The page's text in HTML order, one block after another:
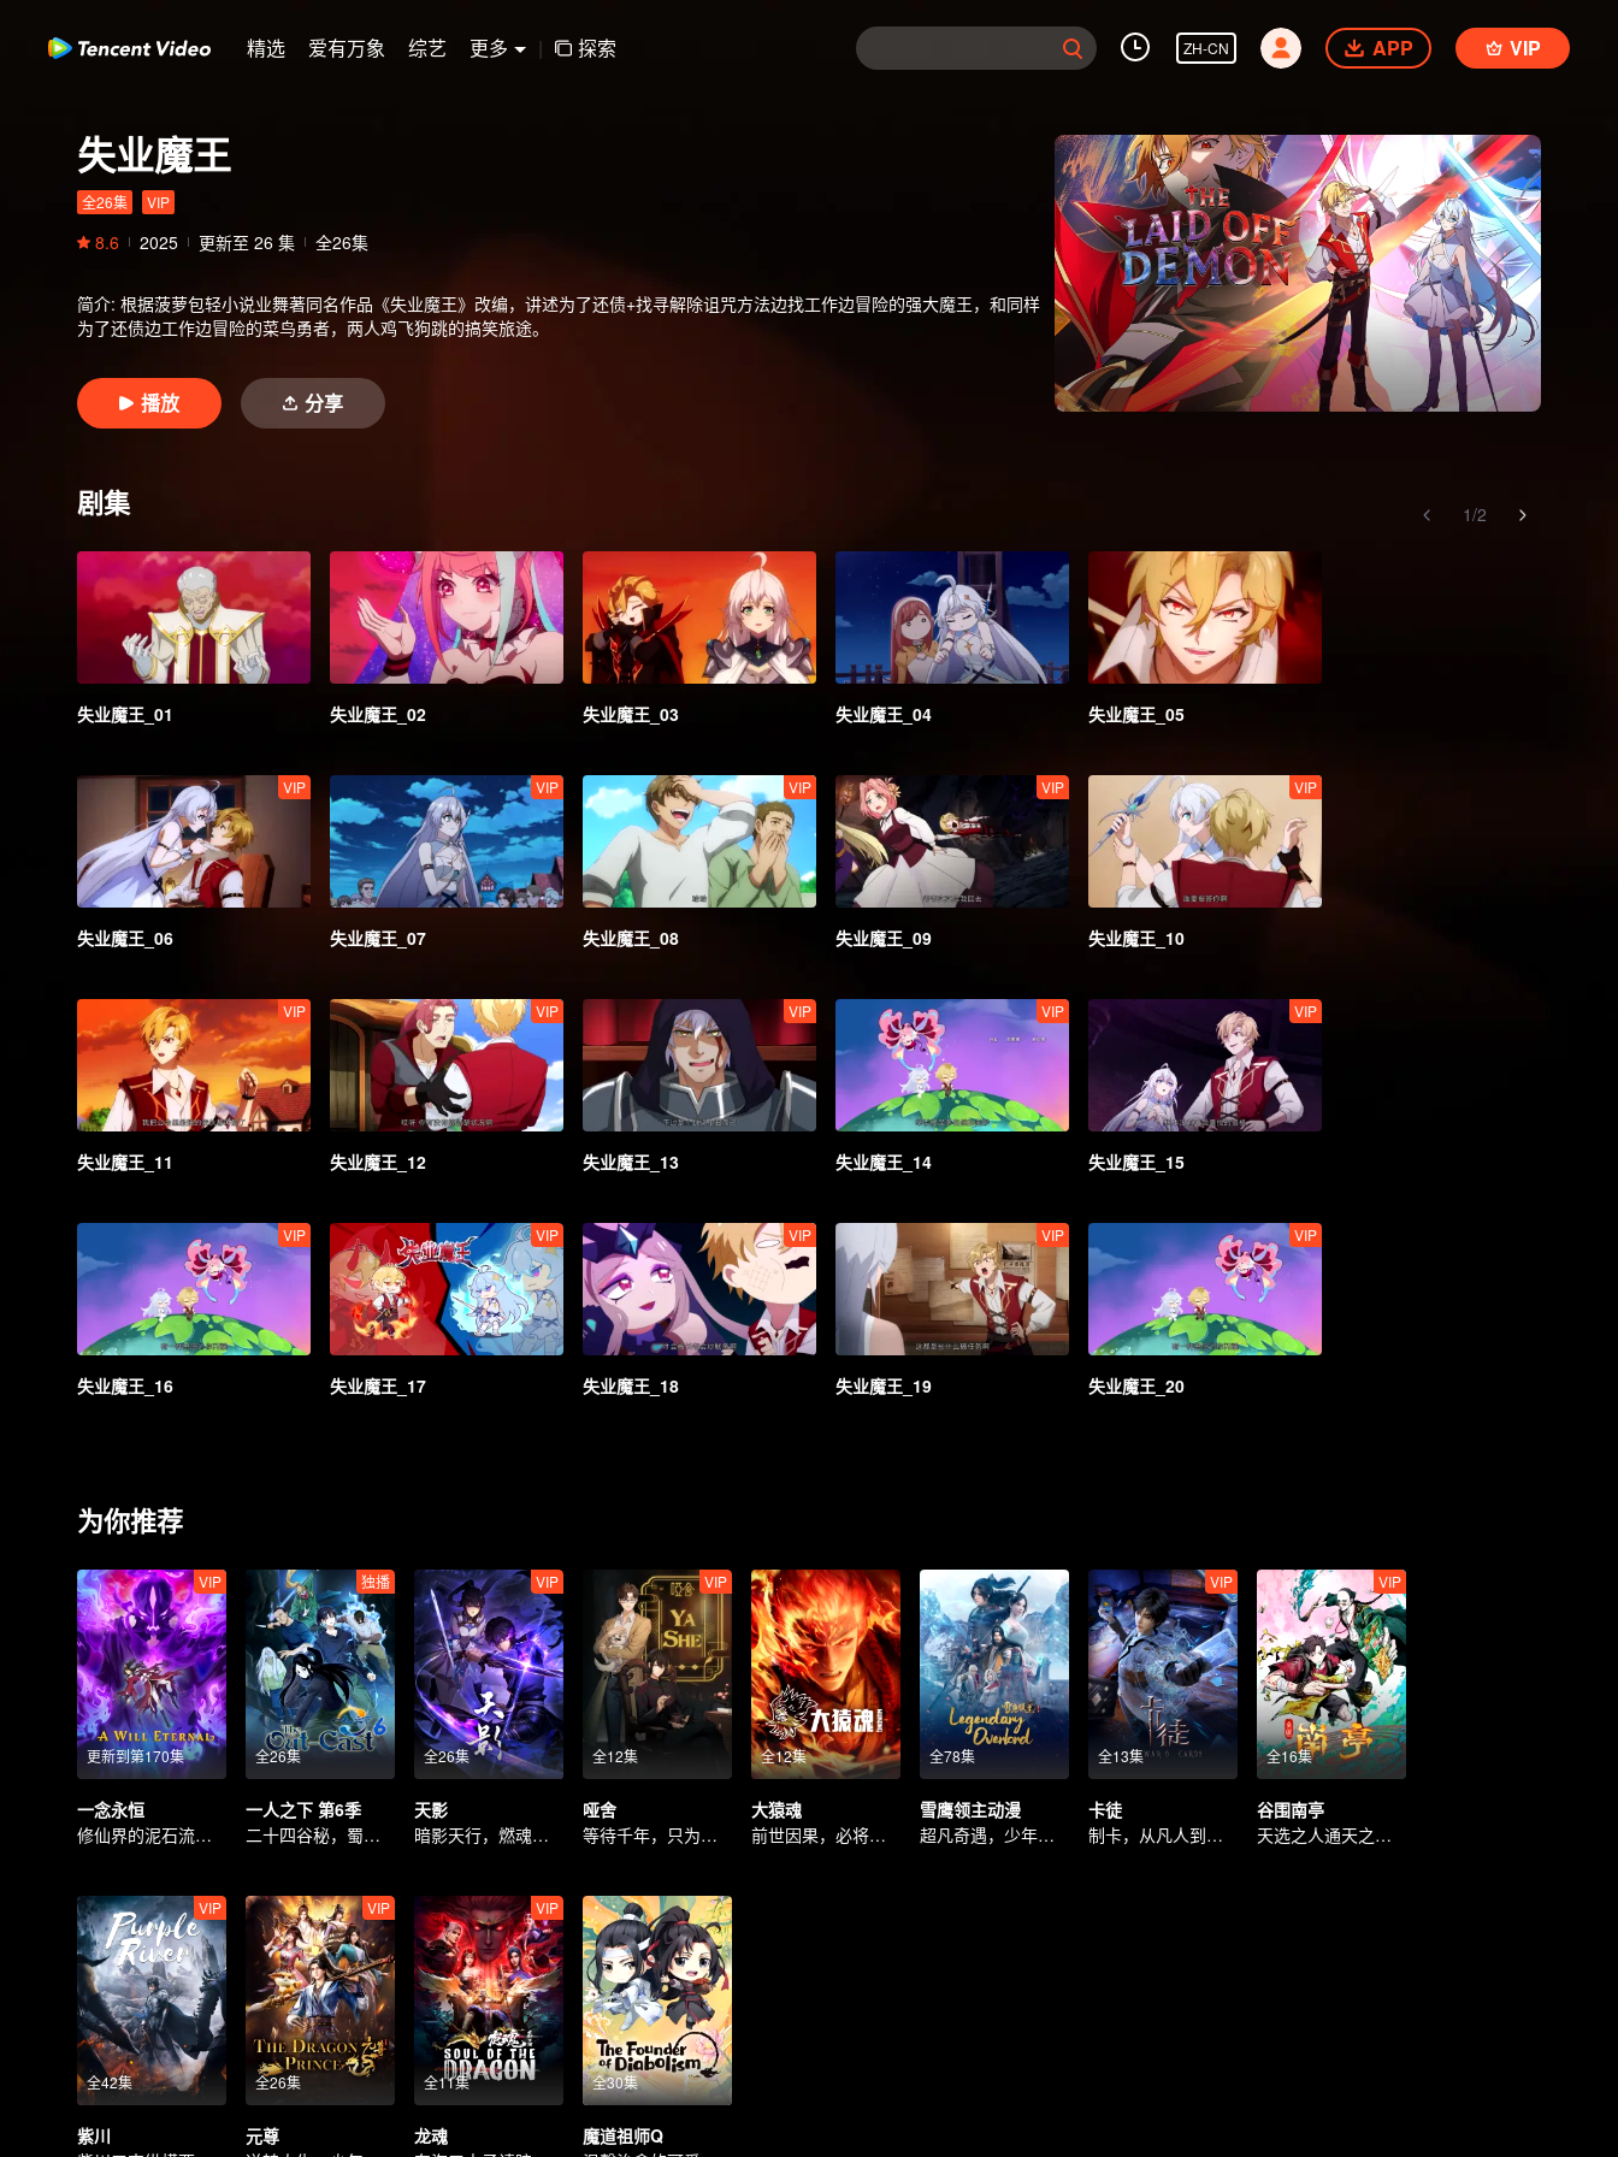
精选 爱有万象 综艺 更多 | 探索 ZH-CN APP VIP
失业魔王
全26集 VIP
8.6 2025 更新至 26 集 全26集
简介: 根据菠萝包轻小说业舞著同名作品《失业魔王》改编，讲述为了还债+找寻解除诅咒方法边找工作边冒险的强大魔王，和同样
为了还债边工作边冒险的菜鸟勇者，两人鸡飞狗跳的搞笑旅途。
播放 分享
剧集 1/2
失业魔王_01 失业魔王_02 失业魔王_03 失业魔王_04 失业魔王_05
VIP
失业魔王_06
VIP
失业魔王_07
VIP
失业魔王_08
VIP
失业魔王_09
VIP
失业魔王_10
VIP
失业魔王_11
VIP
失业魔王_12
VIP
失业魔王_13
VIP
失业魔王_14
VIP
失业魔王_15
VIP
失业魔王_16
VIP
失业魔王_17
VIP
失业魔王_18
VIP
失业魔王_19
VIP
失业魔王_20
为你推荐
更新到第170集
VIP
一念永恒
修仙界的泥石流回来了！
全26集
独播
一人之下 第6季
二十四谷秘，蜀中见故人
全26集
VIP
天影
暗影天行，燃魂守心
全12集
VIP
哑舍
等待千年，只为再次相遇
全12集
大猿魂
前世因果，必将喰破苍穹
全78集
雪鹰领主动漫
超凡奇遇，少年逆境重生
全13集
VIP
卡徒
制卡，从凡人到英雄
全16集
VIP
谷围南亭
天选之人通天之人，开战
全42集
VIP
紫川
全26集
VIP
元尊
全11集
VIP
龙魂
全30集
魔道祖师Q